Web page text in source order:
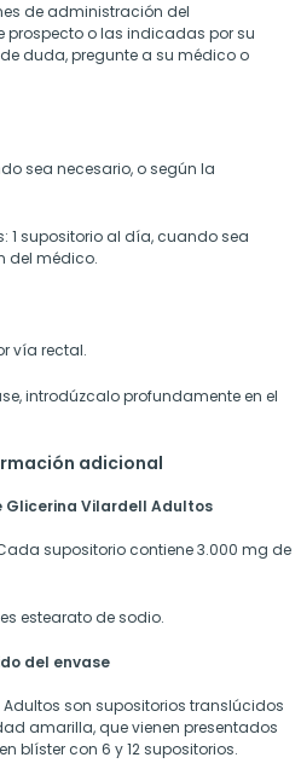
de administración del
o las indicadas por su
duda, pregunte a su médico o
sea necesario, o según la
1 supositorio al día, cuando sea
del médico.
vía rectal.
introdúzcalo profundamente en el
adicional
Glicerina Vilardell Adultos
supositorio contiene 3.000 mg de
estearato de sodio.
del envase
son supositorios translúcidos
amarilla, que vienen presentados
blíster con 6 y 12 supositorios.